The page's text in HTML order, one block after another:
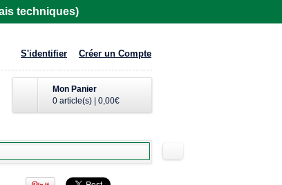
techniques)
S'identifier Créer un Compte
Mon Panier
0 article(s)
0,00€